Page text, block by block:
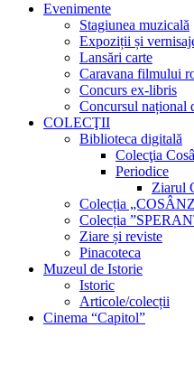
Evenimente
Stagiunea muzicală
Expoziții și
Lansări carte
Caravana filmului
Concurs ex-libris
Concursul național
COLECŢII
Biblioteca digitală
Colecţia
Periodice
Ziarul
Colecția
Colecția
Ziare și reviste
Pinacoteca
Muzeul de Istorie
Istoric
Articole/colecții
Cinema “Capitol”